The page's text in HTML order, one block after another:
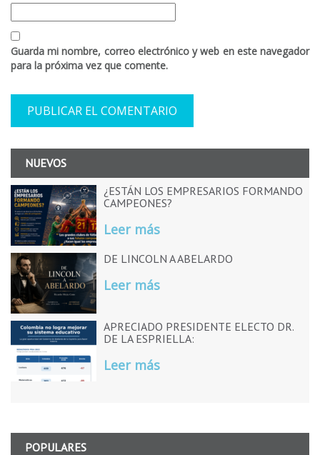
Guarda mi nombre, correo electrónico y web en este navegador
para la próxima vez que comente.
NUEVOS
¿ESTÁN LOS EMPRESARIOS FORMANDO
CAMPEONES?
Leer más
DE LINCOLN A ABELARDO
Leer más
APRECIADO PRESIDENTE ELECTO DR.
DE LA ESPRIELLA:
Leer más
POPULARES